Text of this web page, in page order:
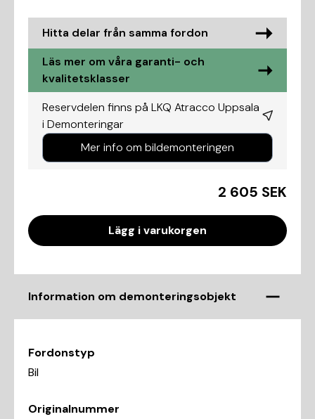
Hitta delar från samma fordon
Läs mer om våra garanti- och
kvalitetsklasser
Reservdelen finns på LKQ Atracco Uppsala
i Demonteringar
Mer info om bildemonteringen
2 605 SEK
Lägg i varukorgen
Information om demonteringsobjekt
Fordonstyp
Bil
Originalnummer